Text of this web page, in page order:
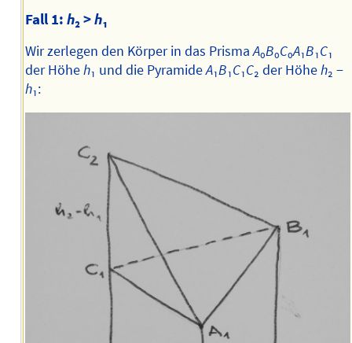
Fall 1: h₂ >h₁
Wir zerlegen den Körper in das PrismaA₀B₀C₀A₁B₁C₁
der Höheh₁ und die PyramideA₁B₁C₁C₂ der Höheh₂ −
h₁: